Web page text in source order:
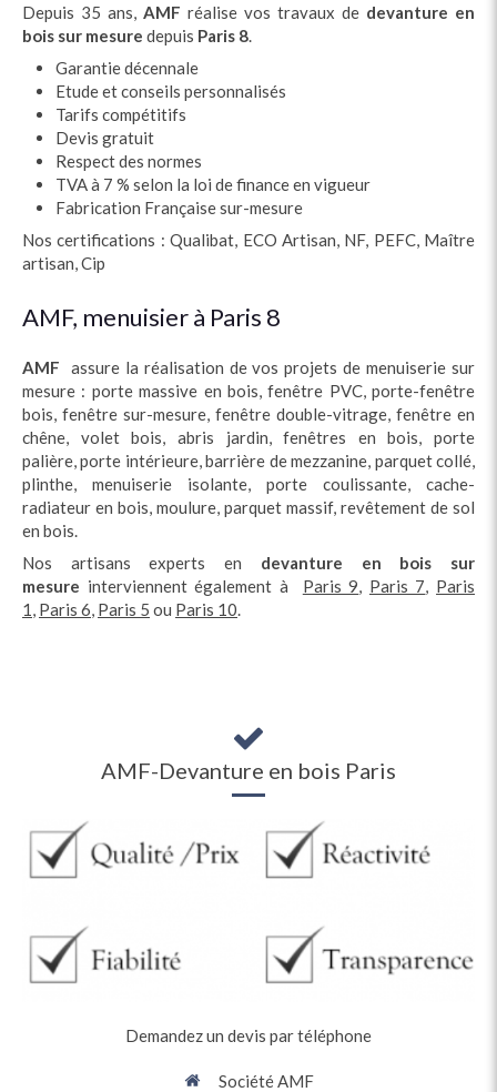
Depuis 35 ans, AMF réalise vos travaux de devanture en
bois sur mesure depuis Paris 8.
Garantie décennale
Etude et conseils personnalisés
Tarifs compétitifs
Devis gratuit
Respect des normes
TVA à 7 % selon la loi de finance en vigueur
Fabrication Française sur-mesure
Nos certifications : Qualibat, ECO Artisan, NF, PEFC, Maître
artisan, Cip
AMF, menuisier à Paris 8
AMF assure la réalisation de vos projets de menuiserie sur
mesure : porte massive en bois, fenêtre PVC, porte-fenêtre
bois, fenêtre sur-mesure, fenêtre double-vitrage, fenêtre en
chêne, volet bois, abris jardin, fenêtres en bois, porte
palière, porte intérieure, barrière de mezzanine, parquet collé,
plinthe, menuiserie isolante, porte coulissante, cache-
radiateur en bois, moulure, parquet massif, revêtement de sol
en bois.
Nos artisans experts en devanture en bois sur
mesure interviennent également à Paris 9, Paris 7, Paris
1, Paris 6, Paris 5 ou Paris 10.
AMF-Devanture en bois Paris
Demandez un devis par téléphone
Société AMF